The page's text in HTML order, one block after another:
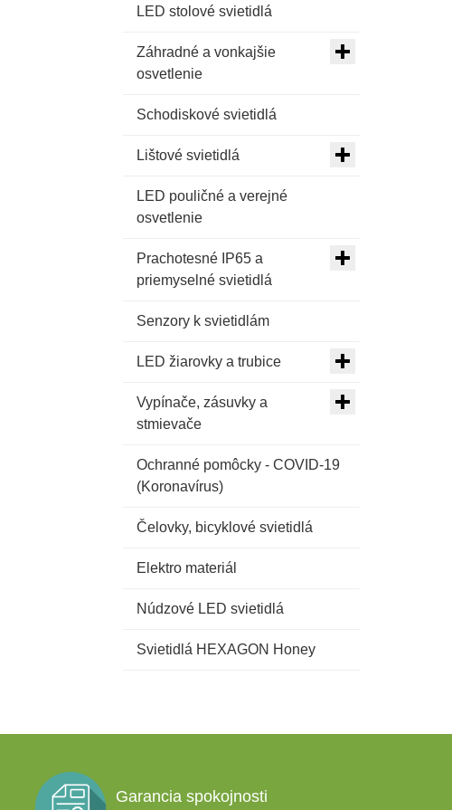
LED stolové svietidlá
Záhradné a vonkajšie
osvetlenie
Schodiskové svietidlá
Lištové svietidlá
LED pouličné a verejné
osvetlenie
Prachotesné IP65 a
priemyselné svietidlá
Senzory k svietidlám
LED žiarovky a trubice
Vypínače, zásuvky a
stmievače
Ochranné pomôcky - COVID-19
(Koronavírus)
Čelovky, bicyklové svietidlá
Elektro materiál
Núdzové LED svietidlá
Svietidlá HEXAGON Honey
Garancia spokojnosti